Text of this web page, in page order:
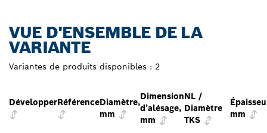
VUE D'ENSEMBLE DE LA
VARIANTE
Variantes de produits disponibles : 2
DévelopperRéférenceDiamètre,
mm
Dimension
d’alésage,
mm
NL /
Diamètre
TKS
mm